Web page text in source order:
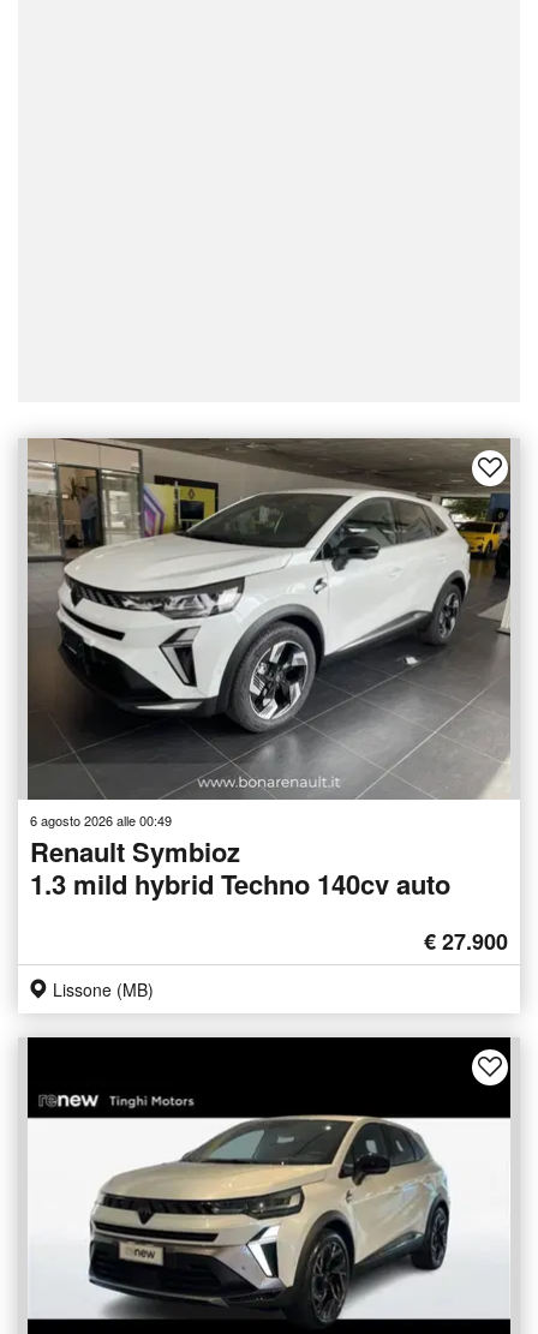
6 agosto 2026 alle 00:49
Renault Symbioz
1.3 mild hybrid Techno 140cv auto
€ 27.900
Lissone (MB)